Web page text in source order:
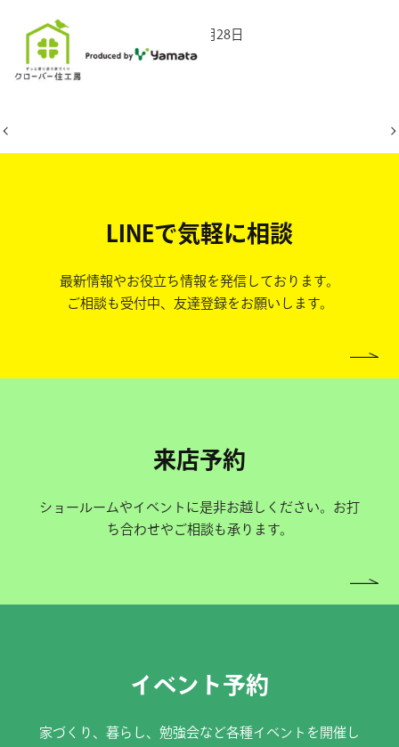
2025年11月28日
LINEで気軽に相談
最新情報やお役立ち情報を発信しております。
ご相談も受付中、友達登録をお願いします。
来店予約
ショールームやイベントに是非お越しください。お打
ち合わせやご相談も承ります。
イベント予約
家づくり、暮らし、勉強会など各種イベントを開催し